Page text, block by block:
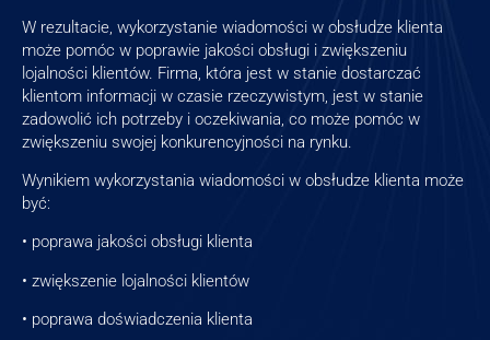
W rezultacie, wykorzystanie wiadomości w obsłudze klienta
może pomóc w poprawie jakości obsługi i zwiększeniu
lojalności klientów. Firma, która jest w stanie dostarczać
klientom informacji w czasie rzeczywistym, jest w stanie
zadowolić ich potrzeby i oczekiwania, co może pomóc w
zwiększeniu swojej konkurencyjności na rynku.
Wynikiem wykorzystania wiadomości w obsłudze klienta może
być:
• poprawa jakości obsługi klienta
• zwiększenie lojalności klientów
• poprawa doświadczenia klienta